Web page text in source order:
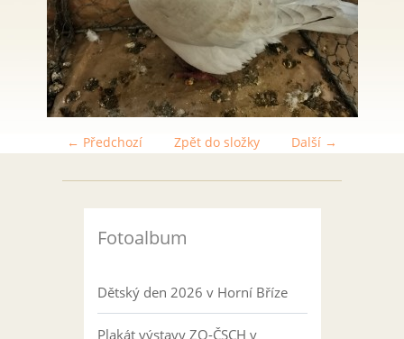
← Předchozí Další →
Zpět do složky
Fotoalbum
Dětský den 2026 v Horní Bříze
Plakát výstavy ZO-ČSCH v